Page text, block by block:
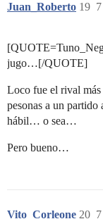
Juan_Roberto 19
jugo…[/QUOTE]
Loco fue el rival
pesonas a un
hábil… o sea…
Pero bueno…
Vito_Corleone 20